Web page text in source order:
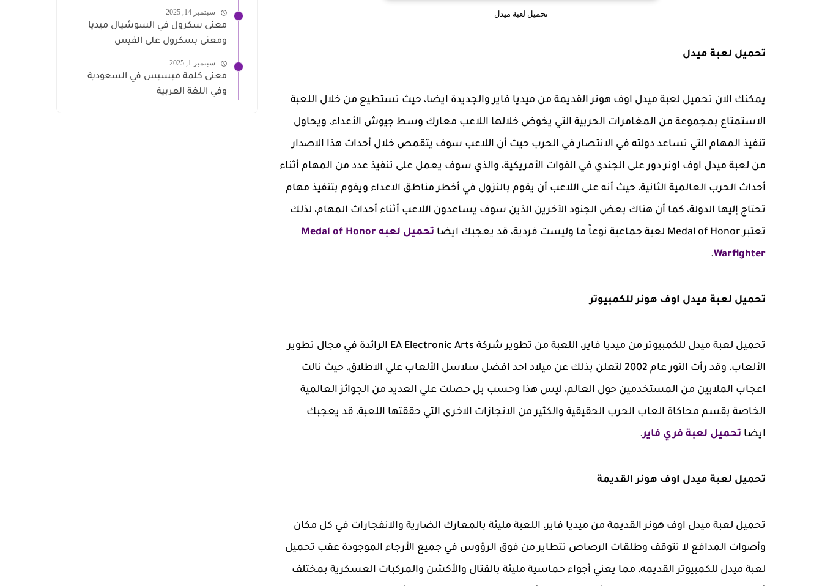
تحميل لعبة ميدل
تحميل لعبة ميدل
يمكنك الان تحميل لعبة ميدل اوف هونر القديمة من ميديا فاير والجديدة ايضا، حيث تستطيع من خلال اللعبة
الاستمتاع بمجموعة من المغامرات الحربية التي يخوض خلالها اللاعب معارك وسط جيوش الأعداء، ويحاول
تنفيذ المهام التي تساعد دولته في الانتصار في الحرب حيث أن اللاعب سوف يتقمص خلال أحداث هذا الاصدار
من لعبة ميدل اوف اونر دور على الجندي في القوات الأمريكية، والذي سوف يعمل على تنفيذ عدد من المهام أثناء
أحداث الحرب العالمية الثانية، حيث أنه على اللاعب أن يقوم بالنزول في أخطر مناطق الاعداء ويقوم بتنفيذ مهام
تحتاج إليها الدولة، كما أن هناك بعض الجنود الآخرين الذين سوف يساعدون اللاعب أثناء أحداث المهام، لذلك
تعتبر Medal of Honor لعبة جماعية نوعاً ما وليست فردية، قد يعجبك ايضا
تحميل لعبه Medal of Honor
Warfighter
.
تحميل لعبة ميدل اوف هونر للكمبيوتر
تحميل لعبة ميدل للكمبيوتر من ميديا فاير، اللعبة من تطوير شركة EA Electronic Arts الرائدة في مجال تطوير
الألعاب، وقد رأت النور عام 2002 لتعلن بذلك عن ميلاد احد افضل سلاسل الألعاب علي الاطلاق، حيث نالت
اعجاب الملايين من المستخدمين حول العالم، ليس هذا وحسب بل حصلت علي العديد من الجوائز العالمية
الخاصة بقسم محاكاة العاب الحرب الحقيقية والكثير من الانجازات الاخرى التي حققتها اللعبة، قد يعجبك
ايضا تحميل لعبة فري فاير.
تحميل لعبة ميدل اوف هونر القديمة
تحميل لعبة ميدل اوف هونر القديمة من ميديا فاير، اللعبة مليئة بالمعارك الضارية والانفجارات في كل مكان
وأصوات المدافع لا تتوقف وطلقات الرصاص تتطاير من فوق الرؤوس في جميع الأرجاء الموجودة عقب تحميل
لعبة ميدل للكمبيوتر القديمه، مما يعني أجواء حماسية مليئة بالقتال والأكشن والمركبات العسكرية بمختلف
سبتمبر 14, 2025
معنى سكرول في السوشيال ميديا
ومعنى بسكرول على الفيس
سبتمبر 1, 2025
معنى كلمة مبسبس في السعودية
وفي اللغة العربية